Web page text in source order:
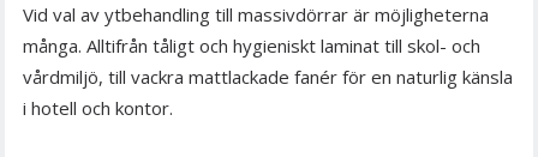
Vid val av ytbehandling till massivdörrar är möjligheterna
många. Alltifrån tåligt och hygieniskt laminat till skol- och
vårdmiljö, till vackra mattlackade fanér för en naturlig känsla
i hotell och kontor.